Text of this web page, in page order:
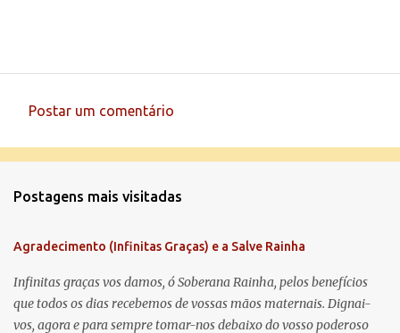
e
t
á
r
Postar um comentário
Postagens mais visitadas
Agradecimento (Infinitas Graças) e a Salve Rainha
Infinitas graças vos damos, ó Soberana Rainha, pelos benefícios
que todos os dias recebemos de vossas mãos maternais. Dignai-
vos, agora e para sempre tomar-nos debaixo do vosso poderoso